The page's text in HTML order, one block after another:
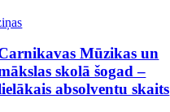
Mūzikas un
skolā šogad –
absolventu skaits